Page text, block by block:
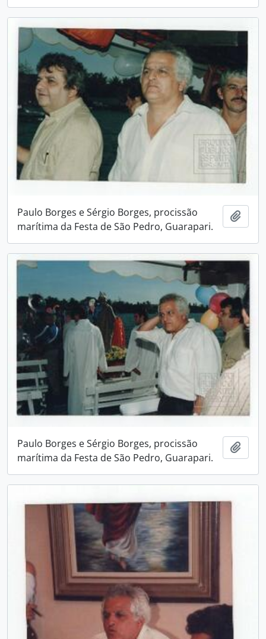
Paulo Borges e Sérgio Borges, procissão
marítima da Festa de São Pedro, Guarapari.
Paulo Borges e Sérgio Borges, procissão
marítima da Festa de São Pedro, Guarapari.